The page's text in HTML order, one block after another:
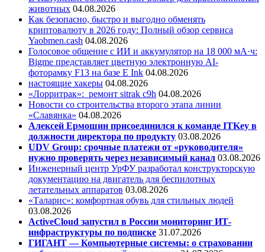
животных 04.08.2026
Как безопасно, быстро и выгодно обменять
криптовалюту в 2026 году: Полный обзор сервиса
Yaobmen.cash 04.08.2026
Голосовое общение с ИИ и аккумулятор на 18 000 мА·ч:
Bigme представляет цветную электронную AI-
фоторамку F13 на базе E Ink 04.08.2026
настоящие хакеры 04.08.2026
«Лорритрак»: ремонт sitrak c9h 04.08.2026
Новости со строительства второго этапа линии
«Славянка» 04.08.2026
Алексей Ермошин присоединился к команде ITKey в
должности директора по продукту 03.08.2026
UDV Group: срочные платежи от «руководителя»
нужно проверять через независимый канал 03.08.2026
Инженерный центр УрФУ разработал конструкторскую
документацию на двигатель для беспилотных
летательных аппаратов 03.08.2026
«Таларис»: комфортная обувь для стильных людей
03.08.2026
ActiveCloud запустил в России мониторинг ИТ-
инфраструктуры по подписке 31.07.2026
ГИГАНТ — Компьютерные системы: о страховании